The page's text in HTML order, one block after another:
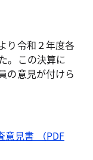
り令和２年度各
。この決算に
の意見が付けら
意見書 （PDF